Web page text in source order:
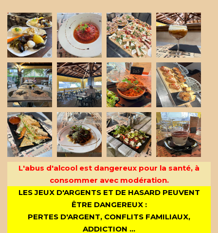
L'abus d'alcool est dangereux pour la santé, à
consommer avec modération.
LES JEUX D'ARGENTS ET DE HASARD PEUVENT
ÊTRE DANGEREUX :
PERTES D'ARGENT, CONFLITS FAMILIAUX,
ADDICTION ...